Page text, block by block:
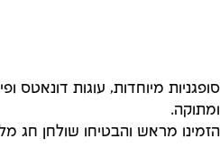
סופגניות מיוחדות, עוגות דונאטס
ומתוקה.
הזמינו מראש והבטיחו שולחן חג